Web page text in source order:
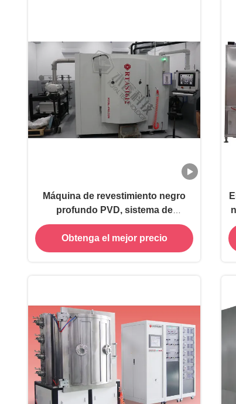
Máquina de revestimiento negro
profundo PVD, sistema de
deposición por pulverización MF
Obtenga el mejor precio